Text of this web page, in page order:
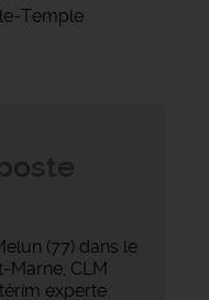
Temple
(77) dans le
Marne, CLM
experte